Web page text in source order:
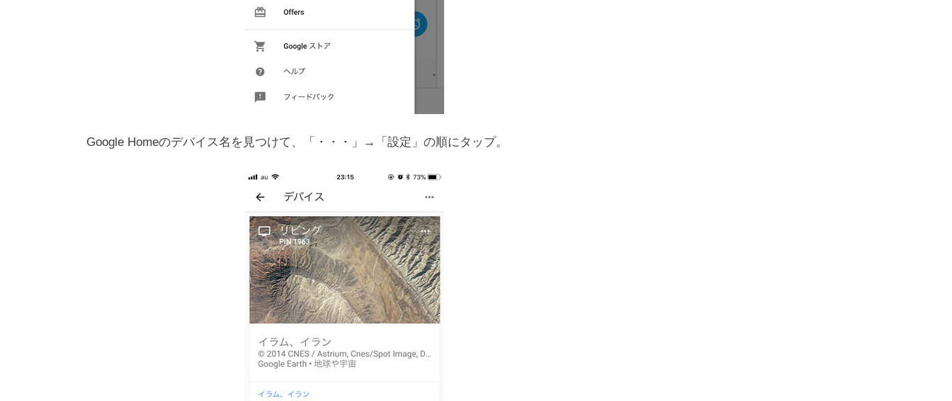
Google Homeのデバイス名を見つけて、「・・・」→「設定」の順にタップ。